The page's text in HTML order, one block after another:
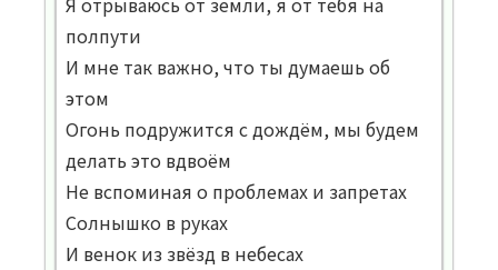
полпути
И мне так важно, что ты думаешь об
этом
Огонь подружится с дождём, мы будем
делать это вдвоём
Не вспоминая о проблемах и запретах
Солнышко в руках
И венок из звёзд в небесах